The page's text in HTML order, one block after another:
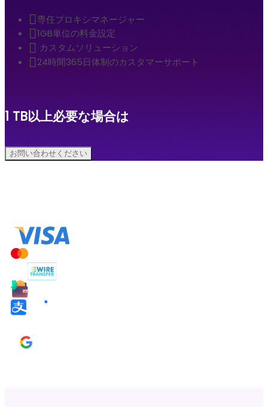
専任プロキシマネージャー
1GB単位の料金設定
カスタムソリューション
24時間365日体制のカスタマーサポート
1 TB以上必要な場合は
お問い合わせください